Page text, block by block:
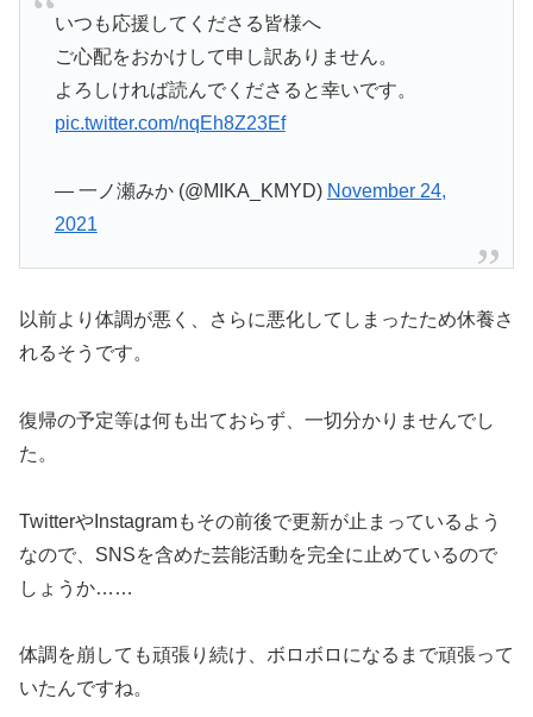
いつも応援してくださる皆様へ
ご心配をおかけして申し訳ありません。
よろしければ読んでくださると幸いです。
pic.twitter.com/nqEh8Z23Ef
— 一ノ瀬みか (@MIKA_KMYD) November 24,
2021
以前より体調が悪く、さらに悪化してしまったため休養さ
れるそうです。
復帰の予定等は何も出ておらず、一切分かりませんでし
た。
TwitterやInstagramもその前後で更新が止まっているよう
なので、SNSを含めた芸能活動を完全に止めているので
しょうか……
体調を崩しても頑張り続け、ボロボロになるまで頑張って
いたんですね。